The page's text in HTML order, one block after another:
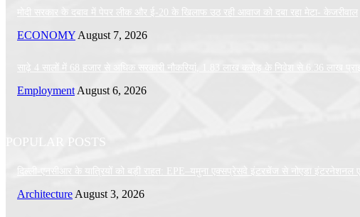
मोदी सरकार के दबाव में पेपर लीक और ई-20 के खिलाफ उठ रही आवाज को दबा रहा मेटा- केजरीवाल
ECONOMY August 7, 2026
साढ़े 4 सालों में 68 हजार से अधिक सरकारी नौकरियां, 1.83 लाख करोड़ के निवेश से 6.36 लाख
Employment August 6, 2026
POPULAR POSTS
दिल्ली-एनसीआर के यात्रियों को बड़ी राहत: EPE–यमुना एक्सप्रेसवे इंटरचेंज से नोएडा इंटरनेशनल
Architecture August 3, 2026